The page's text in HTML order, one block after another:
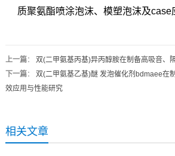
质聚氨酯喷涂泡沫、模塑泡沫及case
上一篇： 双(二甲氨基丙基)异丙醇胺在制备高吸音、
下一篇： 双(二甲氨基乙基)醚 发泡催化剂bdmaee在
效应用与性能研究
相关文章